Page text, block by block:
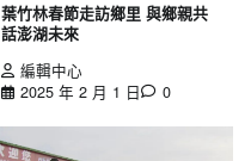
葉竹林春節走訪鄉里 與鄉親共
話澎湖未來
編輯中心
2025 年 2 月 1 日
0